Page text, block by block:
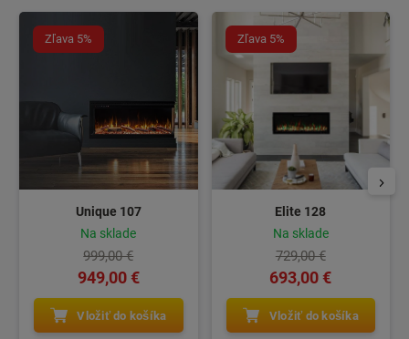
Zľava 5%
Unique 107
Na sklade
999,00 €
949,00 €
Vložiť do košíka
Zľava 5%
Elite 128
Na sklade
729,00 €
693,00 €
Vložiť do košíka